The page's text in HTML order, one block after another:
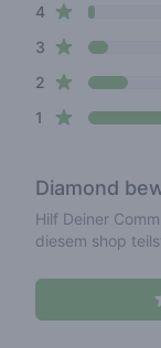
4star reviews
3 star reviews
2 star reviews
1 star reviews
Diamond
Hilf Deiner
diesem shop